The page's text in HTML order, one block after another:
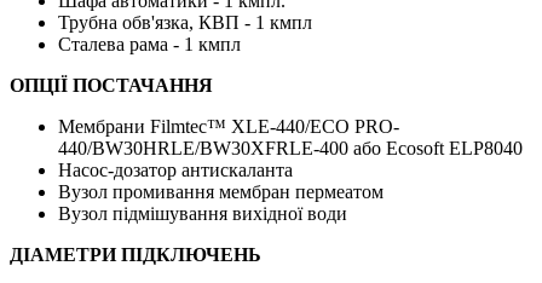
Трубна обв'язка, КВП - 1 кмпл
Сталева рама - 1 кмпл
ОПЦІЇ ПОСТАЧАННЯ
Мембрани Filmtec™ XLE-440/ECO PRO-
440/BW30HRLE/BW30XFRLE-400 або Ecosoft ELP8040
Насос-дозатор антискаланта
Вузол промивання мембран пермеатом
Вузол підмішування вихідної води
ДІАМЕТРИ ПІДКЛЮЧЕНЬ